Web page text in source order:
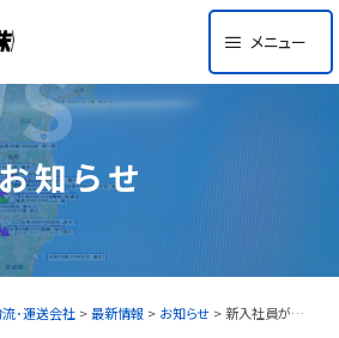
メニュー
知らせ
･運送会社 >最新情報 > お知らせ > 新入社員が入社しました！